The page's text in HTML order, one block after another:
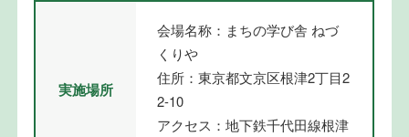
実施場所
会場名称：まちの学び舎 ねづ
くりや
住所：東京都文京区根津2丁目2
2-10
アクセス：地下鉄千代田線根津